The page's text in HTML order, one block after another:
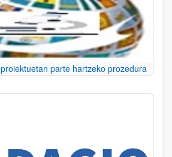
parte hartzeko prozedura